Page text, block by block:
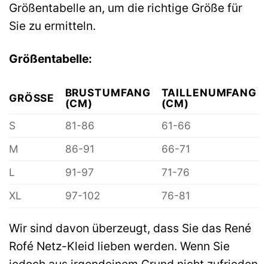
Größentabelle an, um die richtige Größe für
Sie zu ermitteln.
Größentabelle:
GRÖSSE
BRUSTUMFANG
(CM)
TAILLENUMFANG
(CM)
S
81-86 61-66
M
86-91 66-71
L
91-97 71-76
XL
97-102 76-81
Wir sind davon überzeugt, dass Sie das René
Rofé Netz-Kleid lieben werden. Wenn Sie